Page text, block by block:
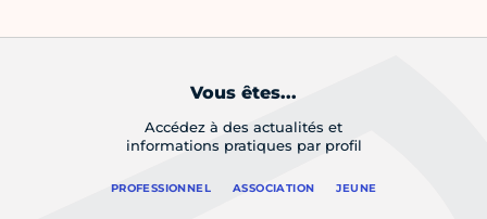
Vous êtes...
Accédez à des actualités et
informations pratiques par profil
PROFESSIONNEL ASSOCIATION JEUNE